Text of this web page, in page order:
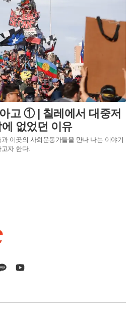
고 ① | 칠레에서 대중저
없었던 이유
이곳의 사회운동가들을 만나 나눈 이야기
자 한다.